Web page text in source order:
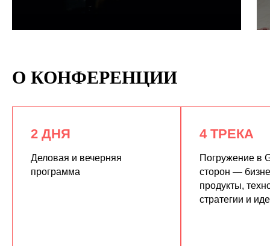
О КОНФЕРЕНЦИИ
2 ДНЯ
Деловая и вечерняя
программа
4 ТРЕКА
Погружение в
сторон —
продукты,
стратегии и